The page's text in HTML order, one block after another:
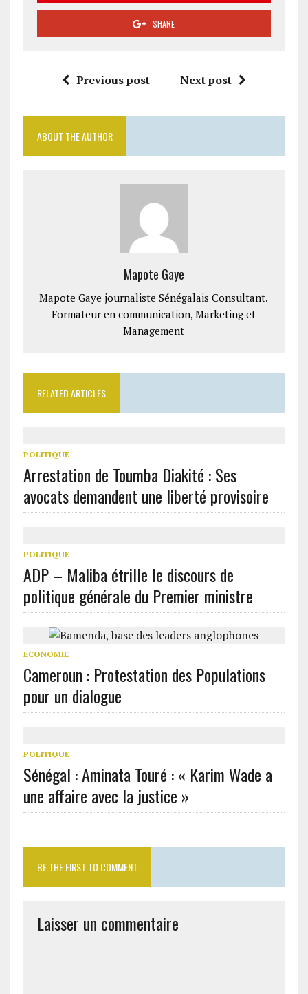
SHARE
Previous post Next post
ABOUT THE AUTHOR
Mapote Gaye
Mapote Gaye journaliste Sénégalais Consultant.
Formateur en communication, Marketing et
Management
RELATED ARTICLES
POLITIQUE
Arrestation de Toumba Diakité : Ses
avocats demandent une liberté provisoire
POLITIQUE
ADP – Maliba étrille le discours de
politique générale du Premier ministre
ECONOMIE
Cameroun : Protestation des Populations
pour un dialogue
POLITIQUE
Sénégal : Aminata Touré : « Karim Wade a
une affaire avec la justice »
BE THE FIRST TO COMMENT
Laisser un commentaire